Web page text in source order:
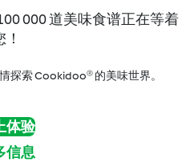
000 道美味食谱正在等着
！
探索 Cookidoo® 的美味世界。
体验
信息